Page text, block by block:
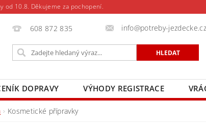
od 10.8. Děkujeme za pochopení.
608 872 835 info@potreby-jezdecke.cz
DOPRAVY VÝHODY REGISTRACE
Kosmetické přípravky